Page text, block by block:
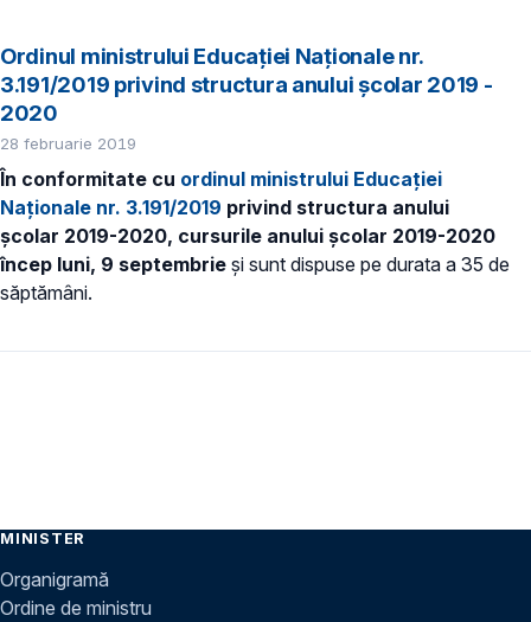
Ordinul ministrului Educației Naționale nr.
3.191/2019 privind structura anului şcolar 2019 -
2020
28 februarie 2019
În conformitate cu ordinul ministrului Educației
Naționale nr. 3.191/2019 privind structura anului
şcolar 2019-2020, cursurile anului şcolar 2019-2020
încep luni, 9 septembrie și sunt dispuse pe durata a 35 de
săptămâni.
MINISTER
Organigramă
Ordine de ministru